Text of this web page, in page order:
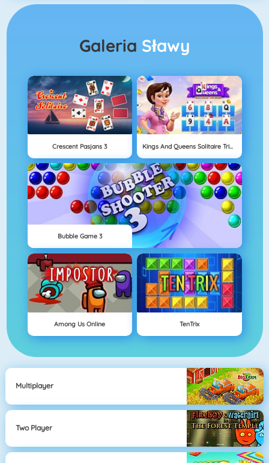
Galeria Sławy
Crescent Pasjans 3 Kings And Queens Solitaire Tripeaks
Bubble Game 3
Among Us Online TenTrix
Multiplayer
Two Player